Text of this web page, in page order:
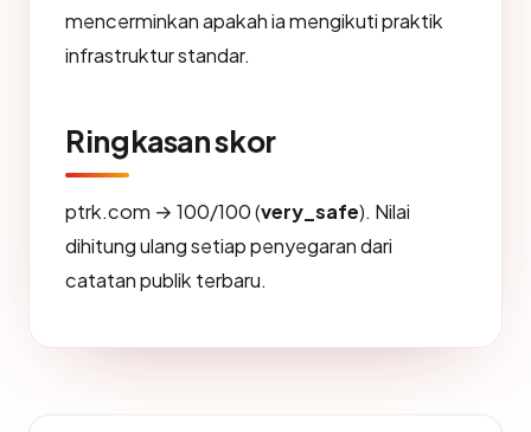
mencerminkan apakah ia mengikuti praktik
infrastruktur standar.
Ringkasan skor
ptrk.com → 100/100 (very_safe). Nilai
dihitung ulang setiap penyegaran dari
catatan publik terbaru.